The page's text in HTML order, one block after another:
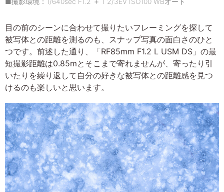
■撮影環境：1/640sec F1.2 ＋ 1 2/3EV ISO100 WBオート
目の前のシーンに合わせて撮りたいフレーミングを探して
被写体との距離を測るのも、スナップ写真の面白さのひと
つです。前述した通り、「RF85mm F1.2 L USM DS」の最
短撮影距離は0.85mとそこまで寄れませんが、寄ったり引
いたりを繰り返して自分の好きな被写体との距離感を見つ
けるのも楽しいと思います。